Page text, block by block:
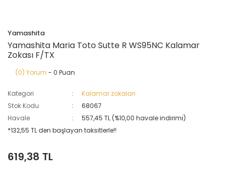
Yamashita
Yamashita Maria Toto Sutte R WS95NC Kalamar
Zokası F/TX
(0) Yorum - 0 Puan
Kategori
Kalamar zokaları
Stok Kodu
68067
Havale
557,45 TL (%10,00 havale indirimi)
*132,55 TL den başlayan taksitlerle!!
619,38 TL